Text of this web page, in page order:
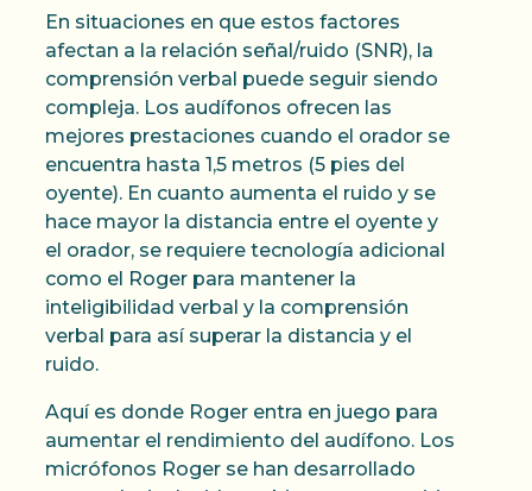
En situaciones en que estos factores
afectan a la relación señal/ruido (SNR), la
comprensión verbal puede seguir siendo
compleja. Los audífonos ofrecen las
mejores prestaciones cuando el orador se
encuentra hasta 1,5 metros (5 pies del
oyente). En cuanto aumenta el ruido y se
hace mayor la distancia entre el oyente y
el orador, se requiere tecnología adicional
como el Roger para mantener la
inteligibilidad verbal y la comprensión
verbal para así superar la distancia y el
ruido.
Aquí es donde Roger entra en juego para
aumentar el rendimiento del audífono. Los
micrófonos Roger se han desarrollado